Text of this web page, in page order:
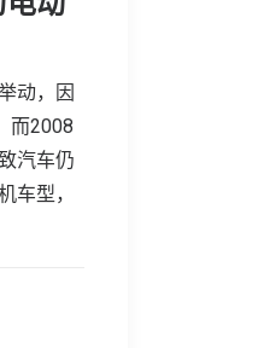
动，因
而2008
汽车仍
车型，